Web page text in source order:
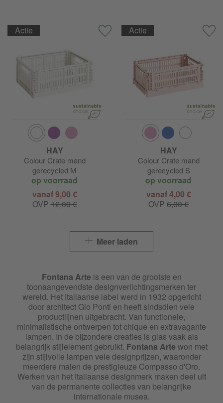
Actie
HAY
Colour Crate mand
gerecycled M
op voorraad
vanaf 9,00 €
OVP12,00 €
Actie
HAY
Colour Crate mand
gerecycled S
op voorraad
vanaf 4,00 €
OVP 6,00 €
Meer laden
Fontana Arte is een van de grootste en
toonaangevendste designverlichtingsmerken ter
wereld. Het Italiaanse label werd in 1932 opgericht
door architect Gio Ponti en heeft sindsdien vele
productlijnen uitgebracht. Van functionele,
minimalistische ontwerpen tot chique en extravagante
lampen. In de bijzondere creaties is glas vaak als
belangrijk stijlelement gebruikt. Fontana Arte won met
zijn stijlvolle lampen vele designprijzen, waaronder
meerdere malen de prestigieuze Compasso dꞌOro.
Werken van het Italiaanse designmerk maken deel uit
van de permanente collecties van belangrijke
internationale musea.